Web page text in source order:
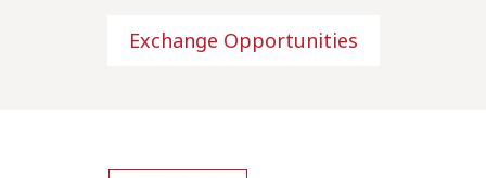
Exchange Opportunities